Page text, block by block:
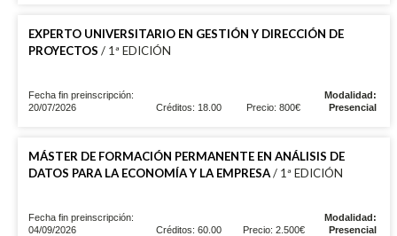
EXPERTO UNIVERSITARIO EN GESTIÓN Y DIRECCIÓN DE
PROYECTOS / 1ª EDICIÓN
Fecha fin preinscripción:
20/07/2026
Créditos: 18.00 Precio: 800€
Modalidad:
Presencial
MÁSTER DE FORMACIÓN PERMANENTE EN ANÁLISIS DE
DATOS PARA LA ECONOMÍA Y LA EMPRESA/ 1ª EDICIÓN
Fecha fin preinscripción:
04/09/2026
Créditos: 60.00 Precio: 2.500€
Modalidad:
Presencial